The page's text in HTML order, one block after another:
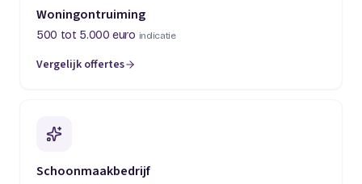
Woningontruiming
500 tot 5.000 euro indicatie
Vergelijk offertes
(opent in een nieuw tabblad)
Schoonmaakbedrijf